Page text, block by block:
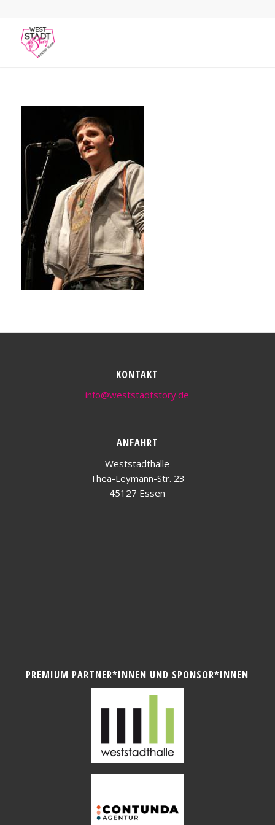
KONTAKT
info@weststadtstory.de
ANFAHRT
Weststadthalle
Thea-Leymann-Str. 23
45127 Essen
PREMIUM PARTNER*INNEN UND SPONSOR*INNEN